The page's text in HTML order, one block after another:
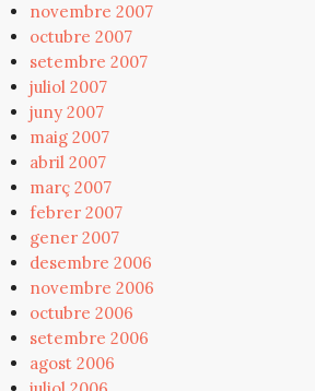
novembre 2007
octubre 2007
setembre 2007
juliol 2007
juny 2007
maig 2007
abril 2007
març 2007
febrer 2007
gener 2007
desembre 2006
novembre 2006
octubre 2006
setembre 2006
agost 2006